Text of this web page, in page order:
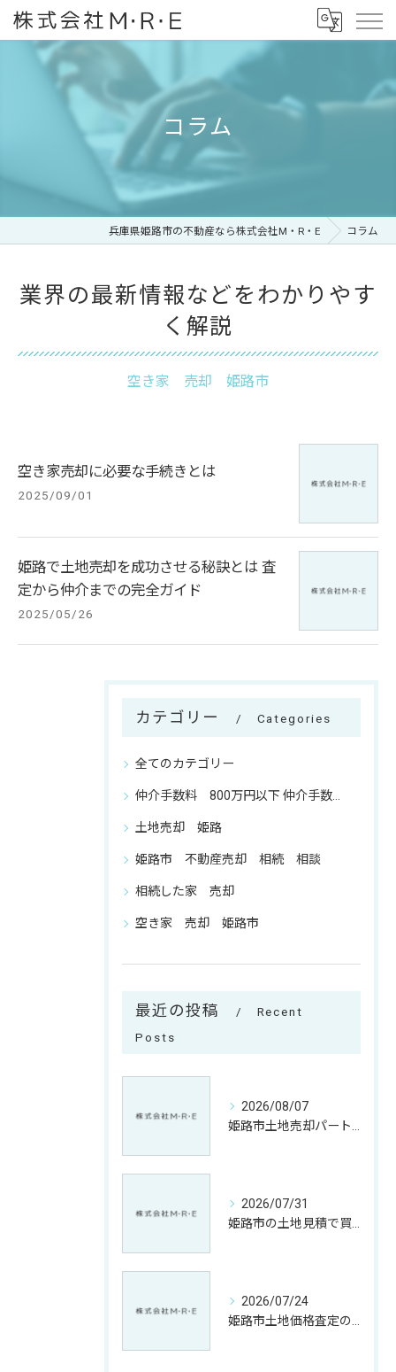
コラム
兵庫県姫路市の不動産なら株式会社M・R・E コラム
業界の最新情報などをわかりやす
く解説
空き家 売却 姫路市
空き家売却に必要な手続きとは
2025/09/01
姫路で土地売却を成功させる秘訣とは 査
定から仲介までの完全ガイド
2025/05/26
カテゴリー Categories
全てのカテゴリー
仲介手数料 800万円以下 仲介手数料 相談
土地売却 姫路
姫路市 不動産売却 相続 相談
相続した家 売却
空き家 売却 姫路市
最近の投稿
Recent
Posts
2026/08/07
2026/07/31
2026/07/24